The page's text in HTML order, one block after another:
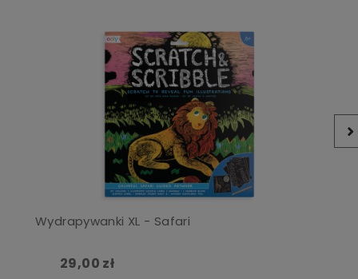
Wydrapywanki XL - Safari
29,00 zł